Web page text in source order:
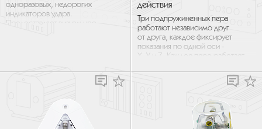
одноразовых, недорогих
индикаторов удара.
Предоставляет визуальное
действия
Три подпружиненных пера
работают независимо друг
от друга, каждое фиксирует
показания по одной оси -
X, Y и Z. Каждое перо работает
вибрации...